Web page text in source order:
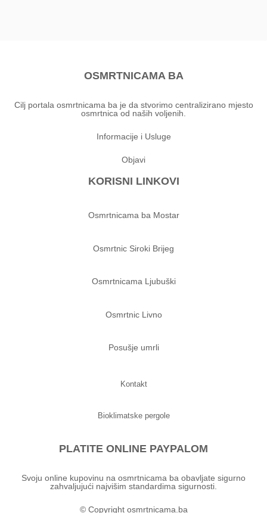
OSMRTNICAMA BA
Cilj portala osmrtnicama ba je da stvorimo centralizirano mjesto
osmrtnica od naših voljenih.
Informacije i Usluge
Objavi
KORISNI LINKOVI
Osmrtnicama ba Mostar
Osmrtnic Siroki Brijeg
Osmrtnicama Ljubuški
Osmrtnic Livno
Posušje umrli
Kontakt
Bioklimatske pergole
PLATITE ONLINE PAYPALOM
Svoju online kupovinu na osmrtnicama ba obavljate sigurno
zahvaljujući najvišim standardima sigurnosti.
© Copyright osmrtnicama.ba